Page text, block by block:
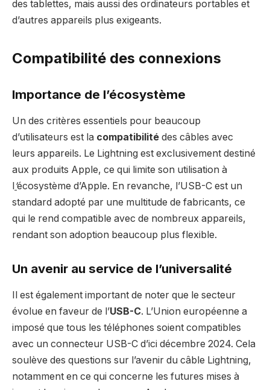
des tablettes, mais aussi des ordinateurs portables et
d’autres appareils plus exigeants.
Compatibilité des connexions
Importance de l’écosystème
Un des critères essentiels pour beaucoup
d’utilisateurs est la compatibilité des câbles avec
leurs appareils. Le Lightning est exclusivement destiné
aux produits Apple, ce qui limite son utilisation à
l’écosystème d’Apple. En revanche, l’USB-C est un
standard adopté par une multitude de fabricants, ce
qui le rend compatible avec de nombreux appareils,
rendant son adoption beaucoup plus flexible.
Un avenir au service de l’universalité
Il est également important de noter que le secteur
évolue en faveur de l’USB-C. L’Union européenne a
imposé que tous les téléphones soient compatibles
avec un connecteur USB-C d’ici décembre 2024. Cela
soulève des questions sur l’avenir du câble Lightning,
notamment en ce qui concerne les futures mises à